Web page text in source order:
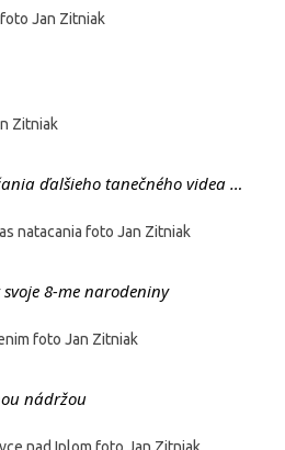
ďalšieho tanečného videa …
8-me narodeniny
nádržou